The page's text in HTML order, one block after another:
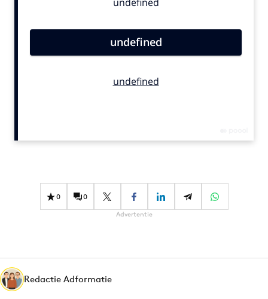
Campagnes
Data & Insights
Digital transformation
Interne communicatie
Martech
0 0
Advertentie
Redactie Adformatie